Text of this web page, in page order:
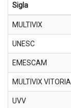
Sigla
MULTIVIX
UNESC
EMESCAM
MULTIVIX VITORIA
UVV